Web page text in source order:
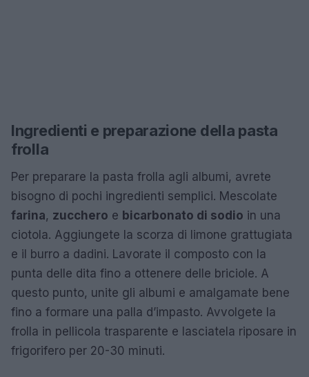
Ingredienti e preparazione della pasta
frolla
Per preparare la pasta frolla agli albumi, avrete
bisogno di pochi ingredienti semplici. Mescolate
farina, zucchero e bicarbonato di sodio in una
ciotola. Aggiungete la scorza di limone grattugiata
e il burro a dadini. Lavorate il composto con la
punta delle dita fino a ottenere delle briciole. A
questo punto, unite gli albumi e amalgamate bene
fino a formare una palla d’impasto. Avvolgete la
frolla in pellicola trasparente e lasciatela riposare in
frigorifero per 20-30 minuti.